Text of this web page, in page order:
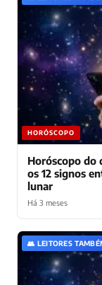
HORÓSCOPO
Horóscopo
os 12 signos
lunar
Há 3 meses
👥 LEITORES